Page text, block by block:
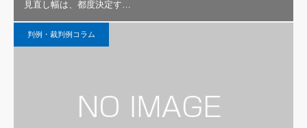
見直し幅は、都度決定す…
判例・裁判例コラム